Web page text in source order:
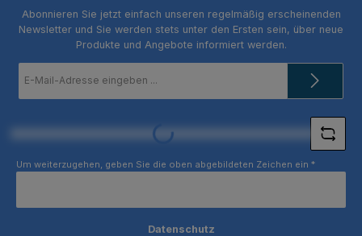
Abonnieren Sie jetzt einfach unseren regelmäßig erscheinenden
Newsletter und Sie werden stets unter den Ersten sein, über neue
Produkte und Angebote informiert werden.
Mail-
Loading...
Um weiterzugehen, geben Sie die oben abgebildeten Zeichen ein *
Datenschutz